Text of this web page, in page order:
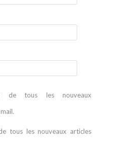
de tous les nouveaux
tous les nouveaux articles